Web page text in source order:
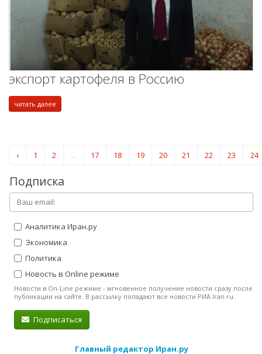
экспорт картофеля в Россию
читать далее
‹ 1 2 ... 17 18 19 20 21 22 23 24
Подписка
Аналитика Иран.ру
Экономика
Политика
Новость в Online режиме
Новости в On-Line режиме - мгновенное получение новости сразу после
публикации на сайте. В рассылку попадают все новости РИА Iran.ru.
Подписаться
Главный редактор Иран.ру